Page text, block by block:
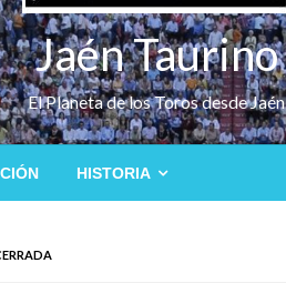
Jaén Taurino
El Planeta de los Toros desde Jaén
HISTORIA